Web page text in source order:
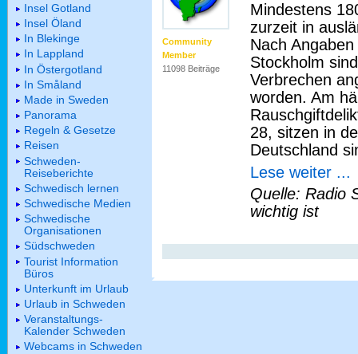
Community
Member
11098 Beiträge
Mindestens
zurzeit in
Nach
Stockholm
Verbrechen
worden. Am
28, sitzen in
Deutschland
Lese weiter ...
Quelle: Radio
wichtig ist
Insel Gotland
Insel Öland
In Blekinge
In Lappland
In Östergotland
In Småland
Made in Sweden
Panorama
Regeln & Gesetze
Reisen
Schweden-
Reiseberichte
Schwedisch lernen
Schwedische Medien
Schwedische
Organisationen
Südschweden
Tourist Information
Büros
Unterkunft im Urlaub
Urlaub in Schweden
Veranstaltungs-
Kalender Schweden
Webcams in Schweden